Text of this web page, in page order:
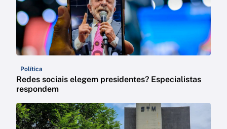
Política
Redes sociais elegem presidentes? Especialistas
respondem